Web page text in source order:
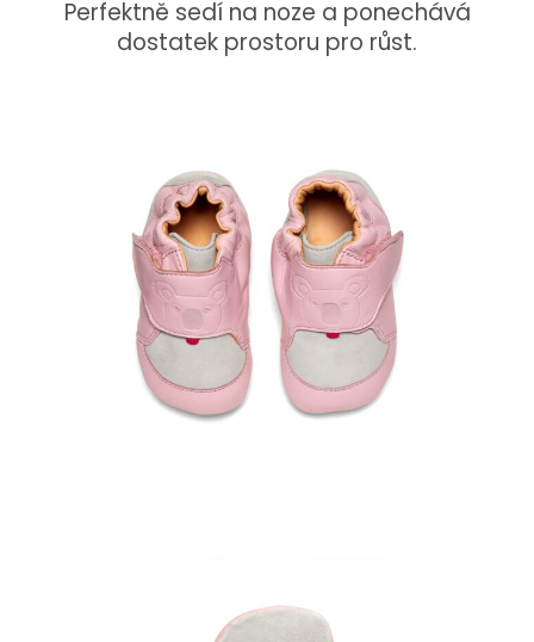
Perfektně sedí na noze a ponechává
dostatek prostoru pro růst.